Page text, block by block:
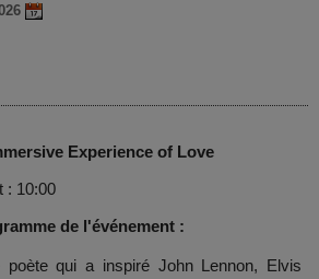
Experience of Love
: 10:00
de l'événement :
qui a inspiré John Lennon, Elvis